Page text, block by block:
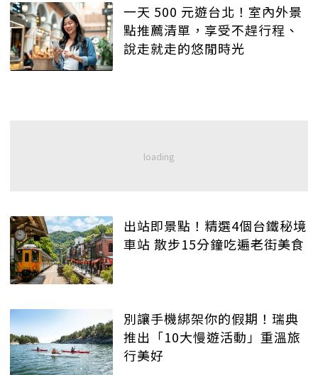
一天 500 元遊台北！室內外景
點推薦清單，享受不趕行程、
說走就走的悠閒時光
出站即景點！精選4個台鐵秘境
車站 散步15分鐘吃遍老街美食
別讓手機綁架你的假期！瑞典
推出「10大慢遊活動」重溫旅
行美好